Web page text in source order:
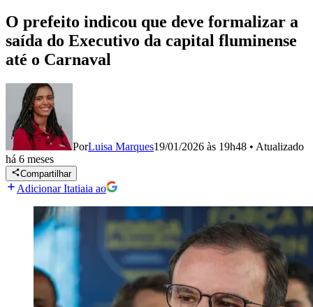
O prefeito indicou que deve formalizar a
saída do Executivo da capital fluminense
até o Carnaval
PorLuisa Marques19/01/2026 às 19h48 • Atualizado
há 6 meses
Compartilhar
Adicionar Itatiaia ao